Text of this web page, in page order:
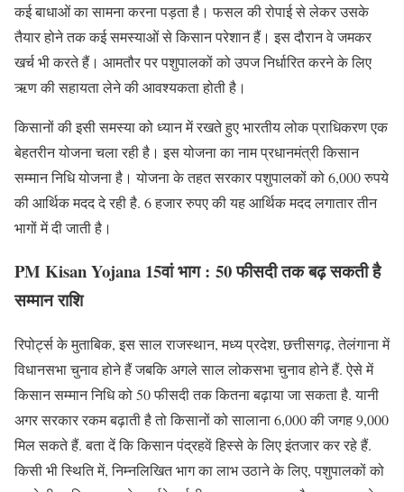
कई बाधाओं का सामना करना पड़ता है। फसल की रोपाई से लेकर उसके
तैयार होने तक कई समस्याओं से किसान परेशान हैं। इस दौरान वे जमकर
खर्च भी करते हैं। आमतौर पर पशुपालकों को उपज निर्धारित करने के लिए
ऋण की सहायता लेने की आवश्यकता होती है।
किसानों की इसी समस्या को ध्यान में रखते हुए भारतीय लोक प्राधिकरण एक
बेहतरीन योजना चला रही है। इस योजना का नाम प्रधानमंत्री किसान
सम्मान निधि योजना है। योजना के तहत सरकार पशुपालकों को 6,000 रुपये
की आर्थिक मदद दे रही है. 6 हजार रुपए की यह आर्थिक मदद लगातार तीन
भागों में दी जाती है।
PM Kisan Yojana 15वां भाग : 50 फीसदी तक बढ़ सकती है
सम्मान राशि
रिपोर्ट्स के मुताबिक, इस साल राजस्थान, मध्य प्रदेश, छत्तीसगढ़, तेलंगाना में
विधानसभा चुनाव होने हैं जबकि अगले साल लोकसभा चुनाव होने हैं. ऐसे में
किसान सम्मान निधि को 50 फीसदी तक कितना बढ़ाया जा सकता है. यानी
अगर सरकार रकम बढ़ाती है तो किसानों को सालाना 6,000 की जगह 9,000
मिल सकते हैं. बता दें कि किसान पंद्रहवें हिस्से के लिए इंतजार कर रहे हैं.
किसी भी स्थिति में, निम्नलिखित भाग का लाभ उठाने के लिए, पशुपालकों को